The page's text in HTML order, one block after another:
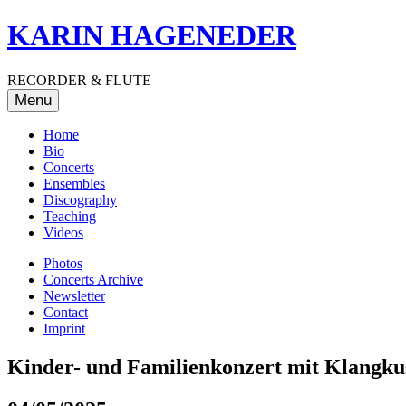
Skip
to
KARIN HAGENEDER
RECORDER & FLUTE
Menu
Home
Bio
Concerts
Ensembles
Discography
Teaching
Videos
Photos
Concerts Archive
Newsletter
Contact
Imprint
Kinder- und Familienkonzert mit